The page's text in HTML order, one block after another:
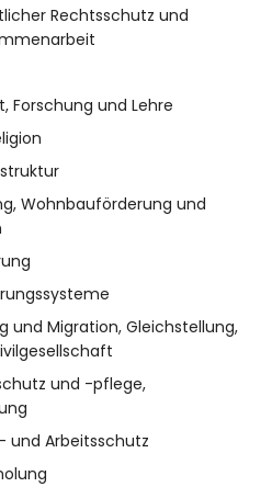
Rechtsschutz und
Forschung und Lehre
Wohnbauförderung und
und Migration, Gleichstellung,
und -pflege,
und Arbeitsschutz